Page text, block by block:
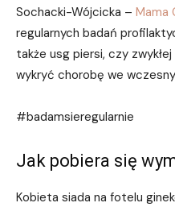
Sochacki-Wójcicka – Mama
regularnych badań
także usg piersi, czy
wykryć chorobę we
#badamsieregularnie
Jak pobiera się
Kobieta siada na fotelu